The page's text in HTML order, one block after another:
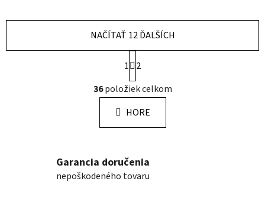
O
v
l
á
d
c
i
e
NAČÍTAŤ 12 ĎALŠÍCH
S
t
r
á
n
k
i
e
1
2
36položiek celkom
HORE
Garancia doručenia
nepoškodeného tovaru